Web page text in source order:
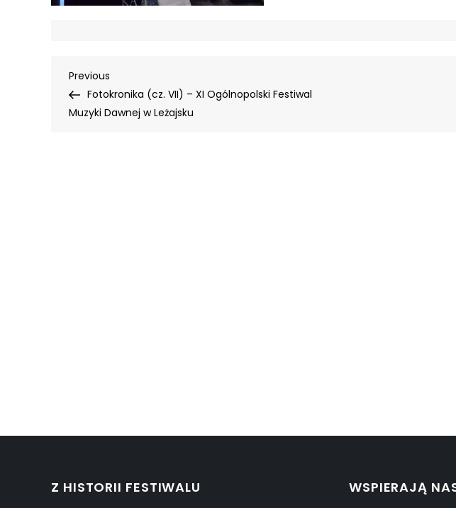
Nawigacja
wpisu
Previous
Post
Previous
Fotokronika (cz. VII) – XI Ogólnopolski Festiwal
Muzyki Dawnej w Leżajsku
Z HISTORII FESTIWALU WSPIERAJĄ